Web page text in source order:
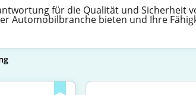
für die Qualität und Sicherheit
Automobilbranche bieten und Ihre